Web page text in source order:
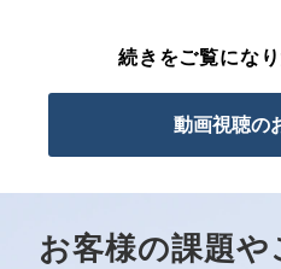
続きをご覧にな
動画視聴の
お客様の課題や